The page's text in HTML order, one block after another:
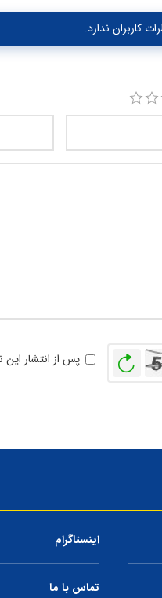
کاربران ندارد.
بازخوانیپس از انتشار این
اینستاگرام
تماس با ما